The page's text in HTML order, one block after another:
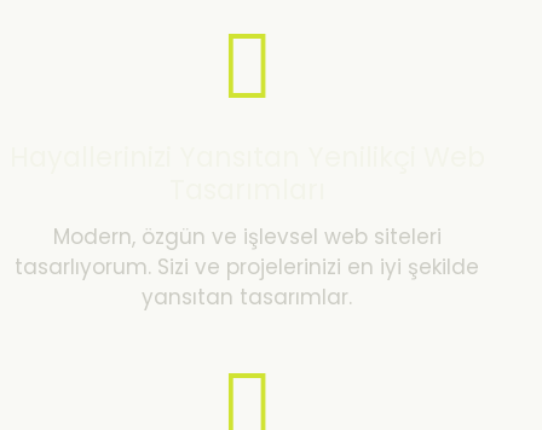
Modern, özgün ve işlevsel web siteleri
tasarlıyorum. Sizi ve projelerinizi en iyi şekilde
yansıtan tasarımlar.